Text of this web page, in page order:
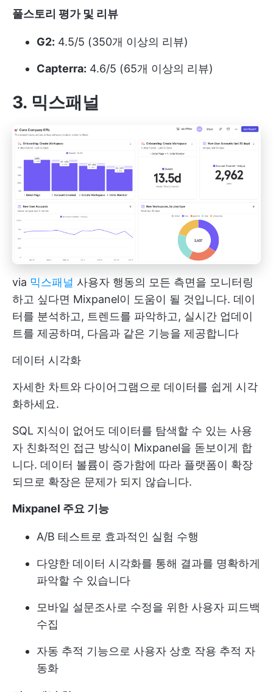
풀스토리 평가 및 리뷰
G2: 4.5/5 (350개 이상의 리뷰)
Capterra: 4.6/5 (65개 이상의 리뷰)
3. 믹스패널
via 믹스패널 사용자 행동의 모든 측면을 모니터링
하고 싶다면 Mixpanel이 도움이 될 것입니다. 데이
터를 분석하고, 트렌드를 파악하고, 실시간 업데이
트를 제공하며, 다음과 같은 기능을 제공합니다
데이터 시각화
자세한 차트와 다이어그램으로 데이터를 쉽게 시각
화하세요.
SQL 지식이 없어도 데이터를 탐색할 수 있는 사용
자 친화적인 접근 방식이 Mixpanel을 돋보이게 합
니다. 데이터 볼륨이 증가함에 따라 플랫폼이 확장
되므로 확장은 문제가 되지 않습니다.
Mixpanel 주요 기능
A/B 테스트로 효과적인 실험 수행
다양한 데이터 시각화를 통해 결과를 명확하게
파악할 수 있습니다
모바일 설문조사로 수정을 위한 사용자 피드백
수집
자동 추적 기능으로 사용자 상호 작용 추적 자
동화